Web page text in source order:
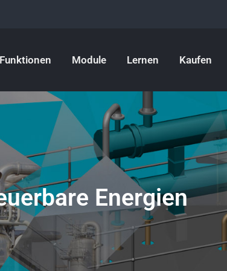
Funktionen Module Lernen Kaufen
Energien